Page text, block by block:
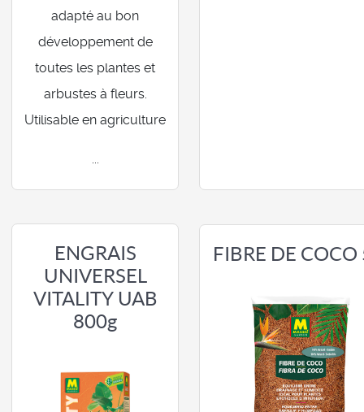
adapté au bon
développement de
toutes les plantes et
arbustes à fleurs.
Utilisable en agriculture
...
ENGRAIS
UNIVERSEL
VITALITY UAB
800g
FIBRE DE COCO